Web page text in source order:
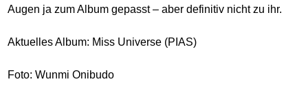
Augen ja zum Album gepasst – aber definitiv nicht zu ihr.
Aktuelles Album: Miss Universe (PIAS)
Foto: Wunmi Onibudo